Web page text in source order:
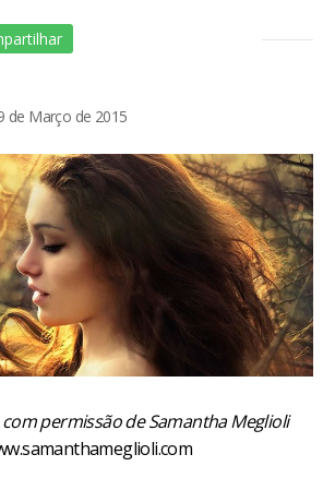
de Março de 2015
permissão de Samantha Meglioli